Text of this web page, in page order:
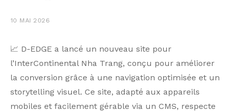
10 MAI 2026
📈 D-EDGE a lancé un nouveau site pour
l’InterContinental Nha Trang, conçu pour améliorer
la conversion grâce à une navigation optimisée et un
storytelling visuel. Ce site, adapté aux appareils
mobiles et facilement gérable via un CMS, respecte